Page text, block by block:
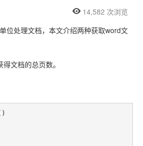
14,582 次浏览
位处理文档，本文介绍两种获取word文
文档的总页数。